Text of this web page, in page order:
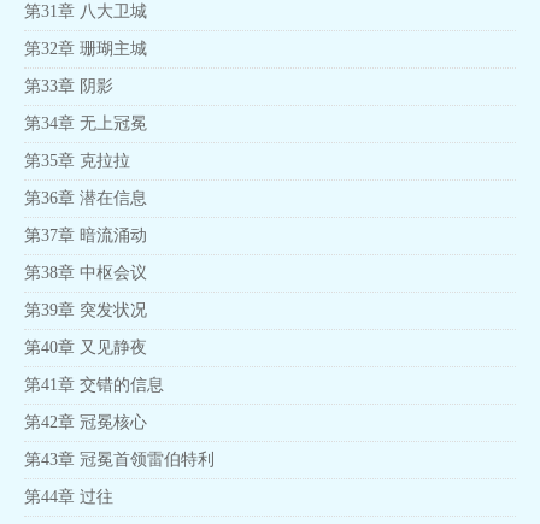
第31章 八大卫城
第32章 珊瑚主城
第33章 阴影
第34章 无上冠冕
第35章 克拉拉
第36章 潜在信息
第37章 暗流涌动
第38章 中枢会议
第39章 突发状况
第40章 又见静夜
第41章 交错的信息
第42章 冠冕核心
第43章 冠冕首领雷伯特利
第44章 过往